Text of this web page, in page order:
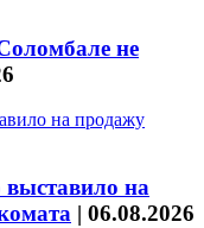
не
на
| 06.08.2026